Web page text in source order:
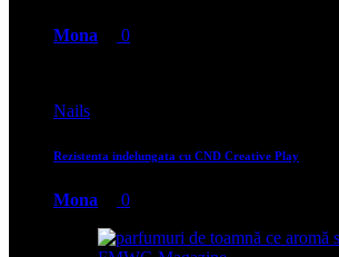
Mona 0
Nails
Rezistenta indelungata cu CND Creative Play
Mona 0